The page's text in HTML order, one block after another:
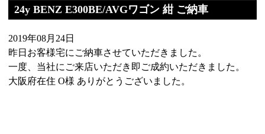
24y BENZ E300BE/AVGワゴン 紺 ご納車
2019年08月24日
昨日お客様宅にご納車させていただきました。
一度、当社にご来店いただき即ご成約いただきました。
大阪府在住 O様 ありがとうございました。